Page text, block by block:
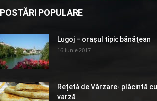
POSTĂRI POPULARE
Lugoj – orașul tipic bănăţean
16 iunie 2017
Rețetă de Vărzare- plăcintă cu
varză